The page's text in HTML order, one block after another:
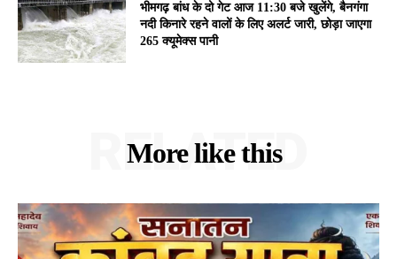
भीमगढ़ बांध के दो गेट आज 11:30 बजे खुलेंगे, बैनगंगा
नदी किनारे रहने वालों के लिए अलर्ट जारी, छोड़ा जाएगा
265 क्यूमेक्स पानी
More like this
RELATED